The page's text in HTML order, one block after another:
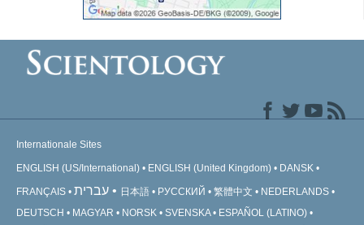
Internationale Sites
ENGLISH (US/International) ENGLISH (United Kingdom) DANSK
FRANÇAIS עברית 日本語 РУССКИЙ 繁體中文
NEDERLANDS
DEUTSCH
MAGYAR NORSK SVENSKA
ESPAÑOL (LATINO)